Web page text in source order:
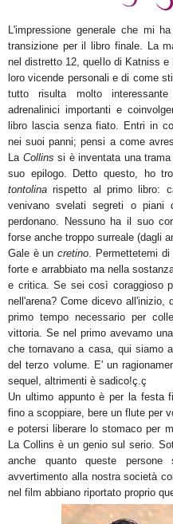
L'impressione generale che mi
transizione per il libro finale. La
nel distretto 12, quello di Katniss
loro vicende personali e di come
tutto risulta molto
adrenalinici importanti e
libro lascia senza fiato. Entri in
nei suoi panni; pensi a come
La Collins si è inventata una
suo epilogo. Detto questo, ho
tontolina rispetto al primo libro:
venivano svelati segreti o
perdonano. Nessuno ha il suo
forse anche troppo surreale (dagli
Gale è uncretino. Permettetemi
forte e arrabbiato ma nella
e critica. Se sei così coraggioso
nell'arena? Come dicevo all'inizio,
primo tempo necessario per
vittoria. Se nel primo avevamo
che tornavano a casa, qui siamo
del terzo volume. E' un
sequel, altrimenti è sadico!ç.ç
Un ultimo appunto è per la festa
fino a scoppiare, bere un flute per
e potersi liberare lo stomaco per
La Collins è un genio sul serio.
anche quanto queste
avvertimento alla nostra società
nel film abbiano riportato proprio